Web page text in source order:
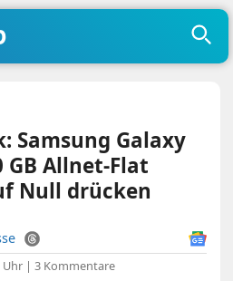
Samsung Galaxy
GB Allnet-Flat
Null drücken
Uhr |3 Kommentare